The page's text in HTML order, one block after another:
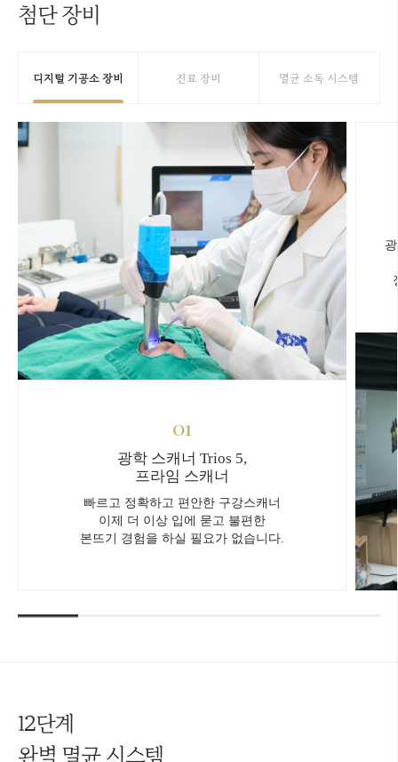
첨단 장비
디지털 기공소 장비 진료 장비 멸균 소독 시스템
01
광학 스캐너 Trios 5,
프라임 스캐너
빠르고 정확하고 편안한 구강스캐너
이제 더 이상 입에 묻고 불편한
본뜨기 경험을 하실 필요가 없습니다.
12단계
완벽 멸균 시스템